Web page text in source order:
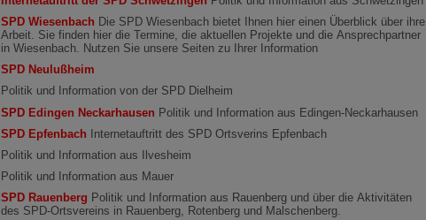
SPD Wiesenbach Die SPD Wiesenbach bietet Ihnen hier einen Überblick über ihre
Arbeit. Sie finden hier die Termine, die aktuellen Projekte und die Ansprechpartner
in Wiesenbach. Nutzen Sie unsere Seiten zu Ihrer Information
SPD Neulußheim
Politik und Information von der SPD Dielheim
SPD Edingen Neckarhausen Politik und Information aus Edingen-Neckarhausen
SPD Epfenbach Internetauftritt des SPD Ortsverins Epfenbach
Politik und Information aus Ilvesheim
Politik und Information aus Mauer
SPD Rauenberg Politik und Information aus Rauenberg und über die Aktivitäten
des SPD-Ortsvereins in Rauenberg, Rotenberg und Malschenberg.